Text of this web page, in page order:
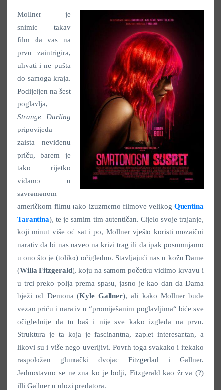
Mollner je
snimio takav
film da vas na
prvu zaintrigira,
uhvati i ne pušta
do samoga kraja.
Podijeljen na šest
poglavlja,
Strange Darling
pripovijeda
zaista neviđenu
priču, barem je
tako rijetko
viđamo u
savremenom
američkom filmu (ako izuzmemo filmove velikog Quentina
Tarantina), te je samim tim autentičan. Cijelo svoje trajanje,
koji minut više od sat i po, Mollner vješto koristi mozaični
narativ da bi nas naveo na krivi trag ili da ipak posumnjamo
u ono što je (toliko) očigledno. Stavljajući nas u kožu Dame
(Willa Fitzgerald), koju na samom početku vidimo krvavu i
u trci preko polja prema spasu, jasno je kao dan da Dama
bježi od Demona (Kyle Gallner), ali kako Mollner bude
vezao priču i narativ u “promiješanim poglavljima“ biće sve
očiglednije da tu baš i nije sve kako izgleda na prvu.
Struktura je ta koja je fascinantna, zaplet interesantan, a
likovi su i više nego uverljivi. Povrh toga svakako i itekako
raspoložen glumački dvojac Fitzgerlad i Gallner.
Jednostavno se ne zna ko je bolji, Fitzgerald kao žrtva (?)
illi Gallner u ulozi predatora.